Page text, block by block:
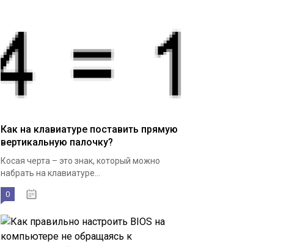
Как на клавиатуре поставить прямую
вертикальную палочку?
Косая черта – это знак, который можно
набрать на клавиатуре...
0